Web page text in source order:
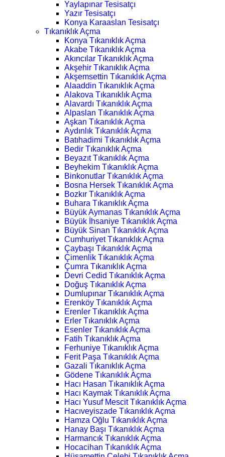
Yaylapınar Tesisatçı
Yazır Tesisatçı
Konya Karaaslan Tesisatçı
Tıkanıklık Açma
Konya Tıkanıklık Açma
Akabe Tıkanıklık Açma
Akıncılar Tıkanıklık Açma
Akşehir Tıkanıklık Açma
Akşemsettin Tıkanıklık Açma
Alaaddin Tıkanıklık Açma
Alakova Tıkanıklık Açma
Alavardı Tıkanıklık Açma
Alpaslan Tıkanıklık Açma
Aşkan Tıkanıklık Açma
Aydınlık Tıkanıklık Açma
Batıhadimi Tıkanıklık Açma
Bedir Tıkanıklık Açma
Beyazıt Tıkanıklık Açma
Beyhekim Tıkanıklık Açma
Binkonutlar Tıkanıklık Açma
Bosna Hersek Tıkanıklık Açma
Bozkır Tıkanıklık Açma
Buhara Tıkanıklık Açma
Büyük Aymanas Tıkanıklık Açma
Büyük İhsaniye Tıkanıklık Açma
Büyük Sinan Tıkanıklık Açma
Cumhuriyet Tıkanıklık Açma
Çaybaşı Tıkanıklık Açma
Çimenlik Tıkanıklık Açma
Çumra Tıkanıklık Açma
Devri Cedid Tıkanıklık Açma
Doğuş Tıkanıklık Açma
Dumlupınar Tıkanıklık Açma
Erenköy Tıkanıklık Açma
Erenler Tıkanıklık Açma
Erler Tıkanıklık Açma
Esenler Tıkanıklık Açma
Fatih Tıkanıklık Açma
Ferhuniye Tıkanıklık Açma
Ferit Paşa Tıkanıklık Açma
Gazali Tıkanıklık Açma
Gödene Tıkanıklık Açma
Hacı Hasan Tıkanıklık Açma
Hacı Kaymak Tıkanıklık Açma
Hacı Yusuf Mescit Tıkanıklık Açma
Hacıveyiszade Tıkanıklık Açma
Hamza Oğlu Tıkanıklık Açma
Hanay Başı Tıkanıklık Açma
Harmancık Tıkanıklık Açma
Hocacihan Tıkanıklık Açma